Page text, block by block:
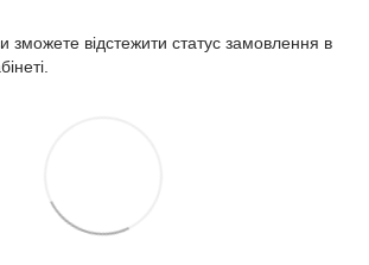
зможете відстежити статус замовлення в